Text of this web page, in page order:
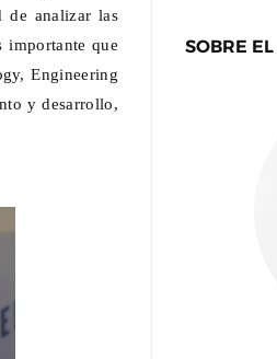
de analizar las
importante que
Engineering
y desarrollo,
SOBRE